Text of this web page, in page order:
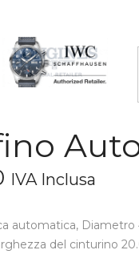
IVA Inclusa
automatica,
del cinturino